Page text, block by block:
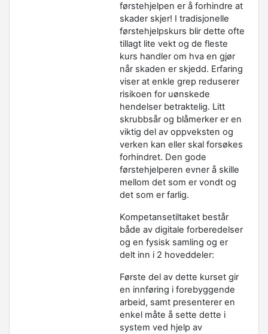
førstehjelpen er å forhindre at
skader skjer! I tradisjonelle
førstehjelpskurs blir dette ofte
tillagt lite vekt og de fleste
kurs handler om hva en gjør
når skaden er skjedd. Erfaring
viser at enkle grep reduserer
risikoen for uønskede
hendelser betraktelig. Litt
skrubbsår og blåmerker er en
viktig del av oppveksten og
verken kan eller skal forsøkes
forhindret. Den gode
førstehjelperen evner å skille
mellom det som er vondt og
det som er farlig.
Kompetansetiltaket består
både av digitale forberedelser
og en fysisk samling og er
delt inn i 2 hoveddeler:
Første del av dette kurset gir
en innføring i forebyggende
arbeid, samt presenterer en
enkel måte å sette dette i
system ved hjelp av